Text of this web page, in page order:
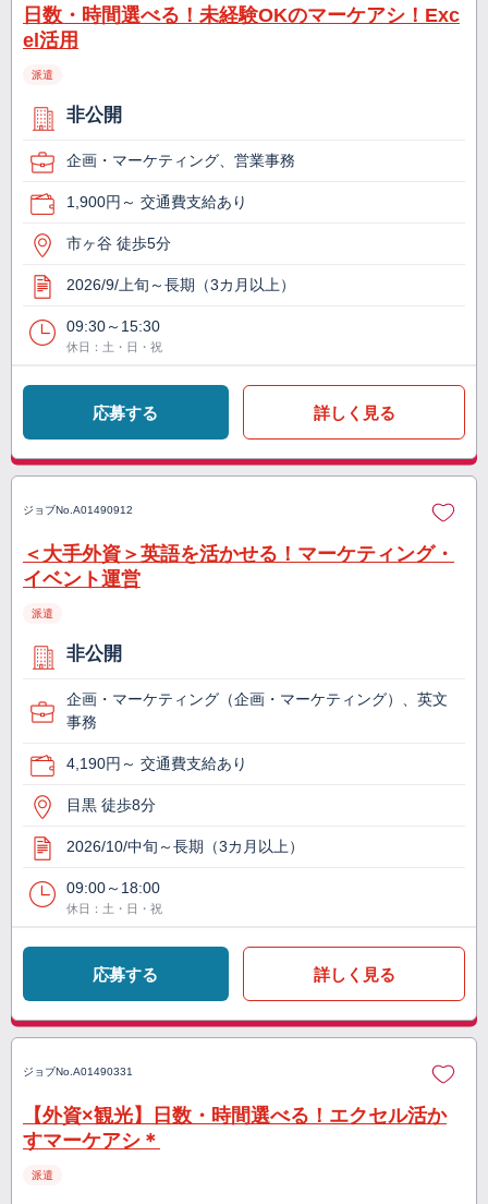
日数・時間選べる！未経験OKのマーケアシ！Exc
el活用
派遣
非公開
企画・マーケティング、営業事務
1,900円～ 交通費支給あり
市ヶ谷 徒歩5分
2026/9/上旬～長期（3カ月以上）
09:30～15:30
休日：土・日・祝
応募する 詳しく見る
ジョブNo. A01490912
＜大手外資＞英語を活かせる！マーケティング・
イベント運営
派遣
非公開
企画・マーケティング（企画・マーケティング）、英文
事務
4,190円～ 交通費支給あり
目黒 徒歩8分
2026/10/中旬～長期（3カ月以上）
09:00～18:00
休日：土・日・祝
応募する 詳しく見る
ジョブNo. A01490331
【外資×観光】日数・時間選べる！エクセル活か
すマーケアシ＊
派遣